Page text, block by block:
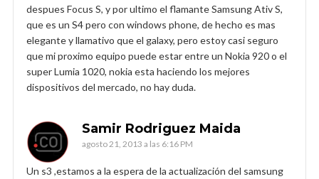
despues Focus S, y por ultimo el flamante Samsung Ativ S,
que es un S4 pero con windows phone, de hecho es mas
elegante y llamativo que el galaxy, pero estoy casi seguro
que mi proximo equipo puede estar entre un Nokia 920 o el
super Lumia 1020, nokia esta haciendo los mejores
dispositivos del mercado, no hay duda.
Samir Rodriguez Maida
agosto 21, 2013 a las 6:16 PM
Un s3 ,estamos a la espera de la actualización del samsung